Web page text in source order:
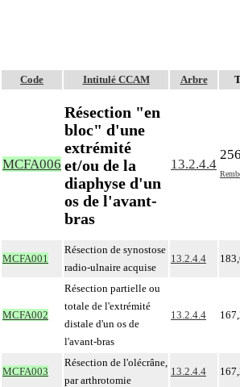
Code Intitulé CCAM Arbre
MCFA006
Résection "en
bloc" d'une
extrémité
et/ou de la
diaphyse d'un
os de l'avant-
bras
13.2.4.4
MCFA001
Résection de synostose
radio-ulnaire acquise
13.2.4.4
MCFA002
Résection partielle ou
totale de l'extrémité
distale d'un os de
l'avant-bras
13.2.4.4
MCFA003
Résection de l'olécrâne,
par arthrotomie
13.2.4.4